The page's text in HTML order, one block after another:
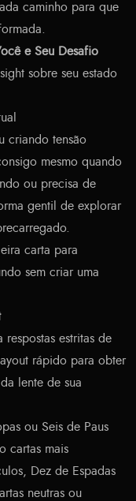
caminho para que
e Seu Desafio
sobre seu estado
criando tensão
mesmo quando
ou precisa de
gentil de explorar
carta para
sem criar uma
estritas de
rápido para obter
lente de sua
ou Seis de Paus
cartas mais
Dez de Espadas
neutras ou